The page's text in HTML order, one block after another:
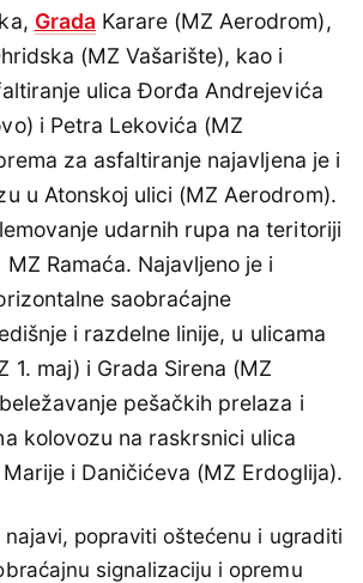
Grada Karare (MZ Aerodrom),
(MZ Vašarište), kao i
ulica Đorđa Andrejevića
i Petra Lekovića (MZ
za asfaltiranje najavljena je i
u Atonskoj ulici (MZ Aerodrom).
udarnih rupa na teritoriji
Ramaća. Najavljeno je i
saobraćajne
i razdelne linije, u ulicama
1. maj) i Grada Sirena (MZ
pešačkih prelaza i
kolovozu na raskrsnici ulica
i Daničićeva (MZ Erdoglija).
najavi, popraviti oštećenu i ugraditi
signalizaciju i opremu